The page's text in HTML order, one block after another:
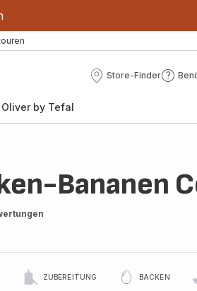
Store-Finder
Store-
by Tefal
Bananen
ZUBEREITUNG BACKEN